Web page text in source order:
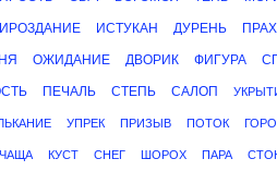
ИСТУКАН ДУРЕНЬ ПРАХ
ОЖИДАНИЕ ДВОРИК ФИГУРА
ПЕЧАЛЬ СТЕПЬ САЛОП
УПРЕК ПРИЗЫВ ПОТОК
ЧАЩА КУСТ СНЕГ ШОРОХ ПАРА